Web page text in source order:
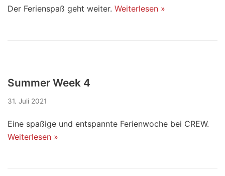
Der Ferienspaß geht weiter. Weiterlesen »
Summer Week 4
31. Juli 2021
Eine spaßige und entspannte Ferienwoche bei CREW.
Weiterlesen »